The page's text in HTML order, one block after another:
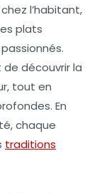
l’habitant,
plats
découvrir la
, tout en
En
chaque
traditions